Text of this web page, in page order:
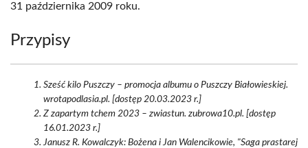
31 października 2009 roku.
Przypisy
Sześć kilo Puszczy – promocja albumu o Puszczy Białowieskiej.
wrotapodlasia.pl. [dostęp 20.03.2023 r.]
Z zapartym tchem 2023 – zwiastun. zubrowa10.pl. [dostęp
16.01.2023 r.]
Janusz R. Kowalczyk: Bożena i Jan Walencikowie, "Saga prastarej